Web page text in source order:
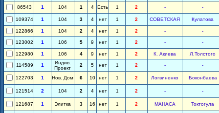
86543 1 104 1 4 Есть 1 2 - -
109374 1 104 3 4 нет 1 2 СОВЕТСКАЯ Кулатова
122866 1 104 2 4 нет 1 2 - -
123002 1 106 5 9 нет 1 2 - -
122980 1 106 4 9 нет 1 2 К. Акиева Л.Толстого
114589 1
Индив.
Проект
2 5 нет 1 2 - -
122703 1 Нов. Дом 6 10 нет 1 2 Логвиненко Боконбаева
121514 2 104 2 4 нет 1 2 - -
121687 1 Элитка 3 16 нет 1 2 МАНАСА Токтогула